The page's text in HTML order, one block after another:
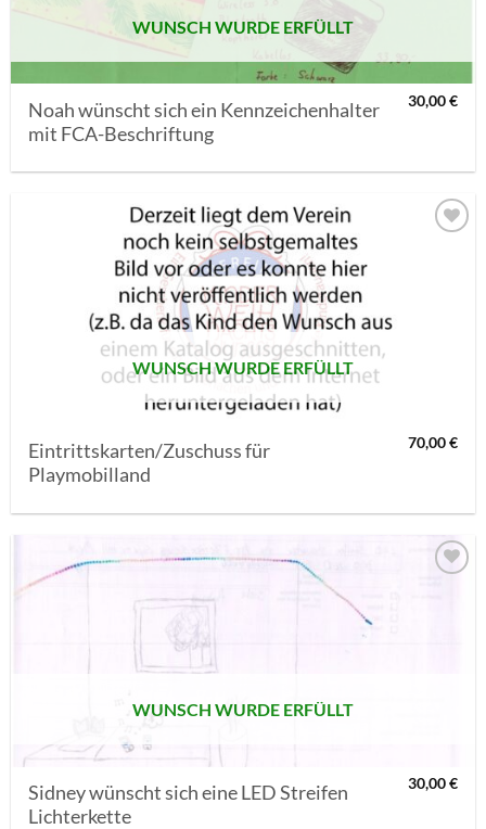
WUNSCH WURDE ERFÜLLT
Noah wünscht sich ein Kennzeichenhalter
mit FCA-Beschriftung
30,00€
WUNSCH WURDE ERFÜLLT
Eintrittskarten/Zuschuss für
Playmobilland
70,00€
WUNSCH WURDE ERFÜLLT
Sidney wünscht sich eine LED Streifen
Lichterkette
30,00€